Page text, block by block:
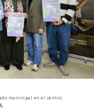
municipal en el centro.